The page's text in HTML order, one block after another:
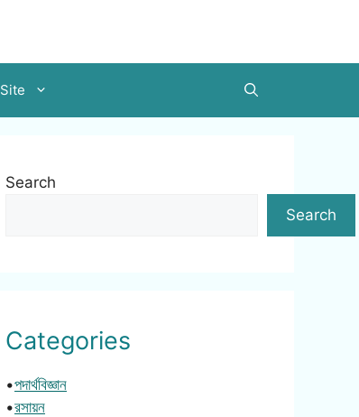
Site
Search
Search
Categories
•পদার্থবিজ্ঞান
•রসায়ন